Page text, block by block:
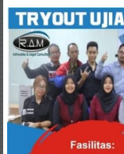
Semarang,
Jakarta,
Bali,
Surabaya,
Surakarta,